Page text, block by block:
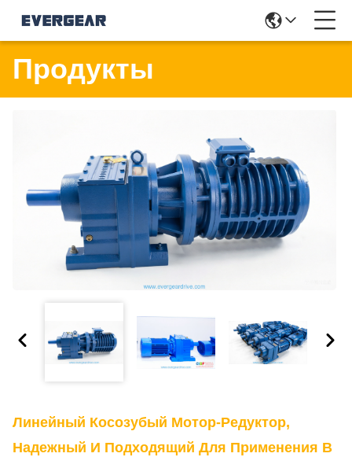
Продукты
Линейный Косозубый Мотор-Редуктор,
Надежный И Подходящий Для Применения В